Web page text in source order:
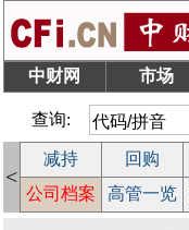
中财网 市场
查询:
<
减持 回购
公司档案 高管一览